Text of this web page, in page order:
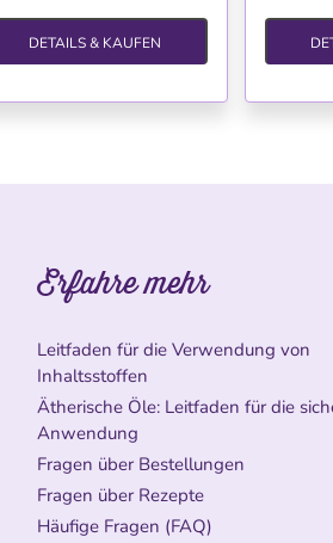
DETAILS & KAUFEN
Erfahre mehr
Leitfaden für die Verwendung von
Inhaltsstoffen
Ätherische Öle: Leitfaden für die
Anwendung
Fragen über Bestellungen
Fragen über Rezepte
Häufige Fragen (FAQ)